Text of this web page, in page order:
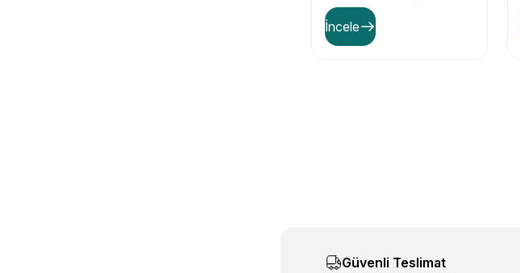
0,63 Ω/m Direnç Değerli
İncele
Güvenli Teslimat